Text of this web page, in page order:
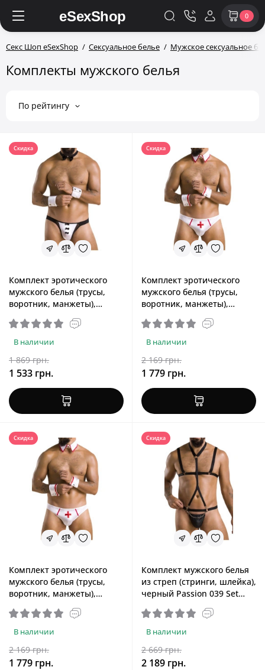
0
Секс Шоп eSexShop Сексуальное белье Мужское сексуальное
Комплекты мужского белья
По рейтингу
Скидка
Комплект эротического
мужского белья (трусы,
воротник, манжеты),
черный Passion 036 Alfred
Black, S/M
В наличии
1 869 грн.
1 533 грн.
Скидка
Комплект эротического
мужского белья (трусы,
воротник, манжеты),
белый Passion 037 Gregory
White, XXL/XXXL
В наличии
2 169 грн.
1 779 грн.
Скидка
Комплект эротического
мужского белья (трусы,
воротник, манжеты),
белый Passion 037 Gregory
White, S/M
В наличии
2 169 грн.
1 779 грн.
Скидка
Комплект мужского белья
из стреп (стринги, шлейка),
черный Passion 039 Set
Andrew Black, L/XL
В наличии
2 669 грн.
2 189 грн.